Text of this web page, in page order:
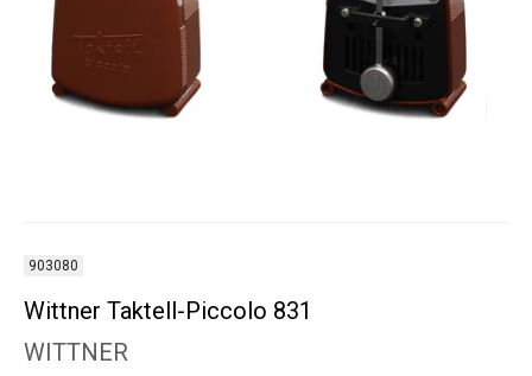
903080
Wittner Taktell-Piccolo 831
WITTNER